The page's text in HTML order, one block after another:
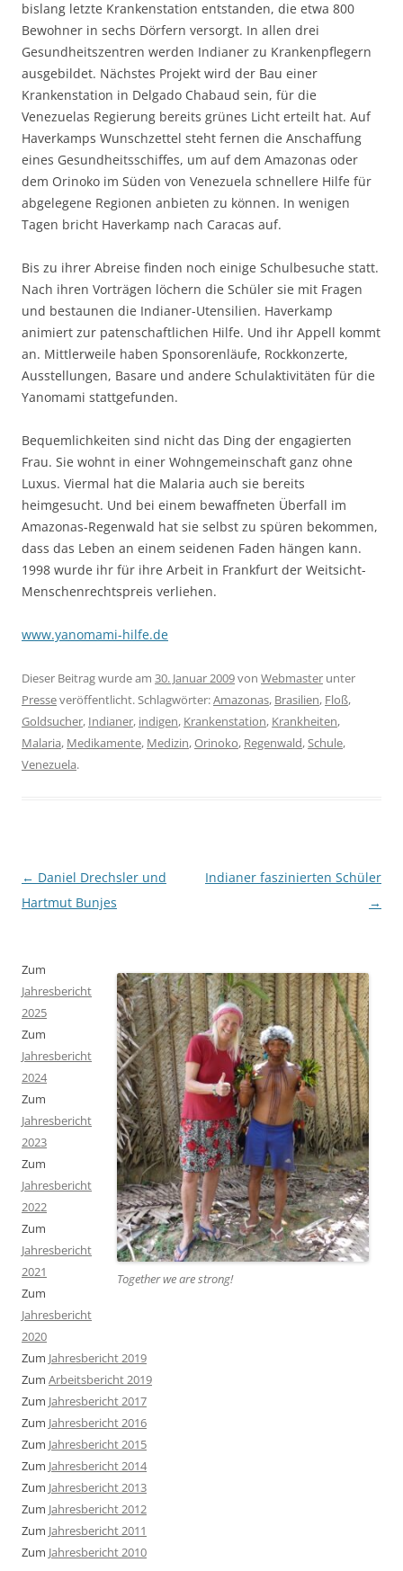
bislang letzte Krankenstation entstanden, die etwa 800
Bewohner in sechs Dörfern versorgt. In allen drei
Gesundheitszentren werden Indianer zu Krankenpflegern
ausgebildet. Nächstes Projekt wird der Bau einer
Krankenstation in Delgado Chabaud sein, für die
Venezuelas Regierung bereits grünes Licht erteilt hat. Auf
Haverkamps Wunschzettel steht fernen die Anschaffung
eines Gesundheitsschiffes, um auf dem Amazonas oder
dem Orinoko im Süden von Venezuela schnellere Hilfe für
abgelegene Regionen anbieten zu können. In wenigen
Tagen bricht Haverkamp nach Caracas auf.
Bis zu ihrer Abreise finden noch einige Schulbesuche statt.
Nach ihren Vorträgen löchern die Schüler sie mit Fragen
und bestaunen die Indianer-Utensilien. Haverkamp
animiert zur patenschaftlichen Hilfe. Und ihr Appell kommt
an. Mittlerweile haben Sponsorenläufe, Rockkonzerte,
Ausstellungen, Basare und andere Schulaktivitäten für die
Yanomami stattgefunden.
Bequemlichkeiten sind nicht das Ding der engagierten
Frau. Sie wohnt in einer Wohngemeinschaft ganz ohne
Luxus. Viermal hat die Malaria auch sie bereits
heimgesucht. Und bei einem bewaffneten Überfall im
Amazonas-Regenwald hat sie selbst zu spüren bekommen,
dass das Leben an einem seidenen Faden hängen kann.
1998 wurde ihr für ihre Arbeit in Frankfurt der Weitsicht-
Menschenrechtspreis verliehen.
www.yanomami-hilfe.de
Dieser Beitrag wurde am 30. Januar 2009von Webmaster unter
Presseveröffentlicht. Schlagwörter:Amazonas, Brasilien, Floß,
Goldsucher, Indianer, indigen, Krankenstation, Krankheiten,
Malaria, Medikamente, Medizin,Orinoko, Regenwald,Schule,
Venezuela.
Beitragsnavigation
← Daniel Drechsler und
Hartmut Bunjes
Indianer faszinierten Schüler
→
Together we are strong!
Zum
Jahresbericht
2025
Zum
Jahresbericht
2024
Zum
Jahresbericht
2023
Zum
Jahresbericht
2022
Zum
Jahresbericht
2021
Zum
Jahresbericht
2020
Zum Jahresbericht 2019
Zum Arbeitsbericht 2019
Zum Jahresbericht 2017
Zum Jahresbericht 2016
Zum Jahresbericht 2015
Zum Jahresbericht 2014
Zum Jahresbericht 2013
Zum Jahresbericht 2012
Zum Jahresbericht 2011
Zum Jahresbericht 2010